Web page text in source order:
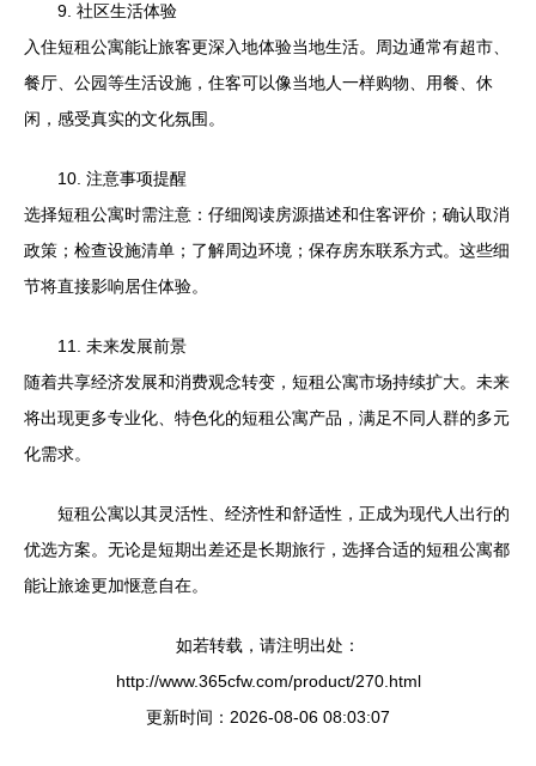
9. 社区生活体验
入住短租公寓能让旅客更深入地体验当地生活。周边通常有超市、
餐厅、公园等生活设施，住客可以像当地人一样购物、用餐、休
闲，感受真实的文化氛围。
10. 注意事项提醒
选择短租公寓时需注意：仔细阅读房源描述和住客评价；确认取消
政策；检查设施清单；了解周边环境；保存房东联系方式。这些细
节将直接影响居住体验。
11. 未来发展前景
随着共享经济发展和消费观念转变，短租公寓市场持续扩大。未来
将出现更多专业化、特色化的短租公寓产品，满足不同人群的多元
化需求。
短租公寓以其灵活性、经济性和舒适性，正成为现代人出行的
优选方案。无论是短期出差还是长期旅行，选择合适的短租公寓都
能让旅途更加惬意自在。
如若转载，请注明出处：
http://www.365cfw.com/product/270.html
更新时间：2026-08-06 08:03:07